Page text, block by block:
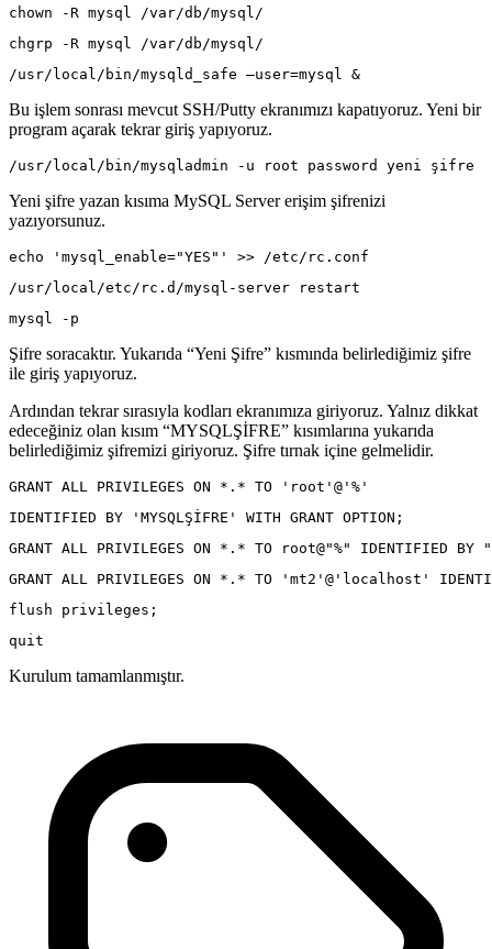
chown -R mysql /var/db/mysql/
chgrp -R mysql /var/db/mysql/
/usr/local/bin/mysqld_safe –user=mysql &
Bu işlem sonrası mevcut SSH/Putty ekranımızı kapatıyoruz. Yeni bir
program açarak tekrar giriş yapıyoruz.
/usr/local/bin/mysqladmin -u root password yeni şifre
Yeni şifre yazan kısıma MySQL Server erişim şifrenizi
yazıyorsunuz.
echo 'mysql_enable="YES"' >> /etc/rc.conf
/usr/local/etc/rc.d/mysql-server restart
mysql -p
Şifre soracaktır. Yukarıda “Yeni Şifre” kısmında belirlediğimiz şifre
ile giriş yapıyoruz.
Ardından tekrar sırasıyla kodları ekranımıza giriyoruz. Yalnız dikkat
edeceğiniz olan kısım “MYSQLŞİFRE” kısımlarına yukarıda
belirlediğimiz şifremizi giriyoruz. Şifre tırnak içine gelmelidir.
GRANT ALL PRIVILEGES ON *.* TO 'root'@'%'
IDENTIFIED BY 'MYSQLŞİFRE' WITH GRANT OPTION;
GRANT ALL PRIVILEGES ON *.* TO root@"%" IDENTIFIED BY
GRANT ALL PRIVILEGES ON *.* TO 'mt2'@'localhost'
flush privileges;
quit
Kurulum tamamlanmıştır.